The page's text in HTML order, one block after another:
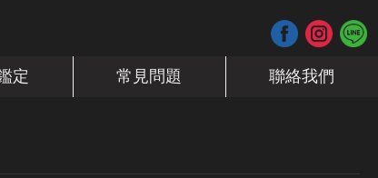
定 常見問題 聯絡我們